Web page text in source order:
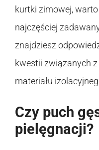
kurtki zimowej,
najczęściej
znajdziesz
kwestii związanych
materiału
Czy puch
pielęgnacji?